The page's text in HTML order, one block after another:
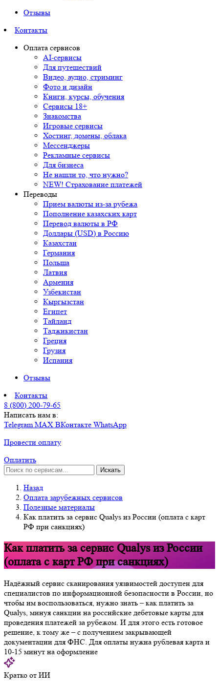
Отзывы
Контакты
Оплата сервисов
AI-сервисы
Для путешествий
Видео, аудио, стриминг
Фото и дизайн
Книги, курсы, обучения
Сервисы 18+
Знакомства
Игровые сервисы
Хостинг, домены, облака
Мессенджеры
Рекламные сервисы
Для бизнеса
Не нашли то, что нужно?
NEW! Страхование платежей
Переводы
Прием валюты из-за рубежа
Пополнение казахских карт
Перевод валюты в РФ
Доллары (USD) в Россию
Казахстан
Германия
Польша
Латвия
Армения
Узбекистан
Кыргызстан
Египет
Тайланд
Таджикистан
Греция
Грузия
Испания
Отзывы
Контакты
8 (800) 200-79-65
Написать нам в:
TelegramMAX ВКонтакте WhatsApp
Провести оплату
Оплатить
Искать
Назад
Оплата зарубежных сервисов
Полезные материалы
Как платить за сервис Qualys из России (оплата с карт
РФ при санкциях)
Как платить за сервис Qualys из России
(оплата с карт РФ при санкциях)
Надёжный сервис сканирования уязвимостей доступен для
специалистов по информационной безопасности в России, но
чтобы им воспользоваться, нужно знать – как платить за
Qualys, минуя санкции на российские дебетовые карты для
проведения платежей за рубежом. И для этого есть готовое
решение, к тому же – с получением закрывающей
документации для ФНС. Для оплаты нужна рублевая карта и
10-15 минут на оформление
Кратко от ИИ